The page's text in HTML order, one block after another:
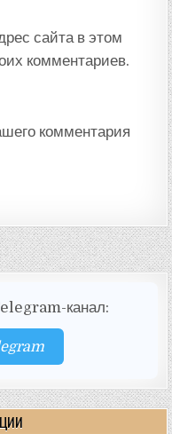
сайта в этом
комментариев.
комментария
канал: